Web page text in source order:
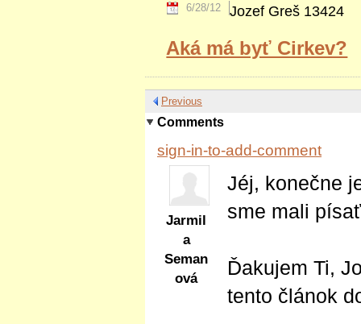
Jozef Greš
6/28/12 13424
Aká má byť Cirkev?
Previous
Comments
sign-in-to-add-comment
Jarmil
a
Seman
ová
Jéj, konečne
sme mali
Ďakujem Ti,
tento článok